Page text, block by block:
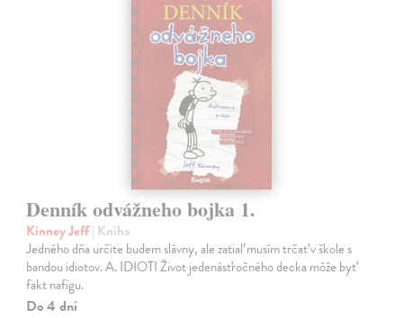
Denník odvážneho bojka 1.
Kinney Jeff| Kniha
Jedného dňa určite budem slávny, ale zatiaľ musím trčať v škole s
bandou idiotov. A. IDIOTI Život jedenásťročného decka môže byť
fakt nafigu.
Do 4 dní